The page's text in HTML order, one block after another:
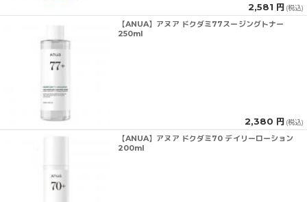
2,581 円 (税込)
【ANUA】アヌア ドクダミ77スージングトナー
250ml
2,380 円 (税込)
【ANUA】アヌア ドクダミ70 デイリーローション
200ml